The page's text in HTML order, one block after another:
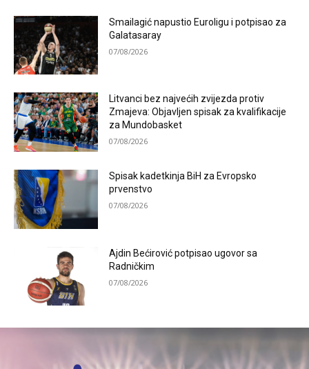
Smailagić napustio Euroligu i potpisao za
Galatasaray
07/08/2026
Litvanci bez najvećih zvijezda protiv
Zmajeva: Objavljen spisak za kvalifikacije
za Mundobasket
07/08/2026
Spisak kadetkinja BiH za Evropsko
prvenstvo
07/08/2026
Ajdin Bećirović potpisao ugovor sa
Radničkim
07/08/2026